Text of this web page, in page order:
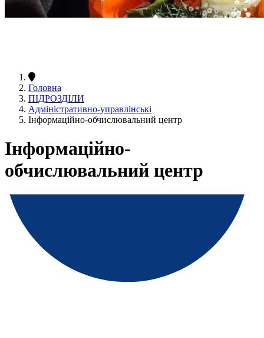
Головна
ПІДРОЗДІЛИ
Адміністративно-управлінські
Інформаційно-обчислювальний центр
Інформаційно-
обчислювальний центр